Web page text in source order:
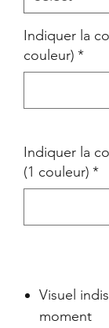
Indiquer la
couleur) *
Indiquer la
(1 couleur) *
Visuel
moment